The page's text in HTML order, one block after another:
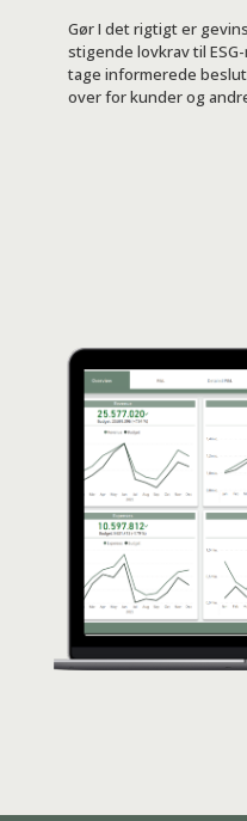
Gør I det rigtigt er
stigende lovkrav til
tage informerede
over for kunder og